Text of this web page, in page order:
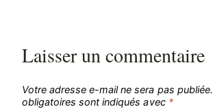
Laisser un commentaire
Votre adresse e-mail ne sera pas publiée.
obligatoires sont indiqués avec *